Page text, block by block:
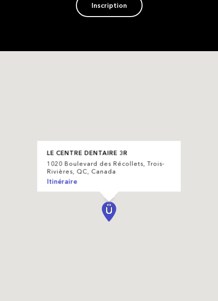
Inscription
LE CENTRE DENTAIRE 3R
1020 Boulevard des Récollets, Trois-
Rivières, QC, Canada
Itinéraire